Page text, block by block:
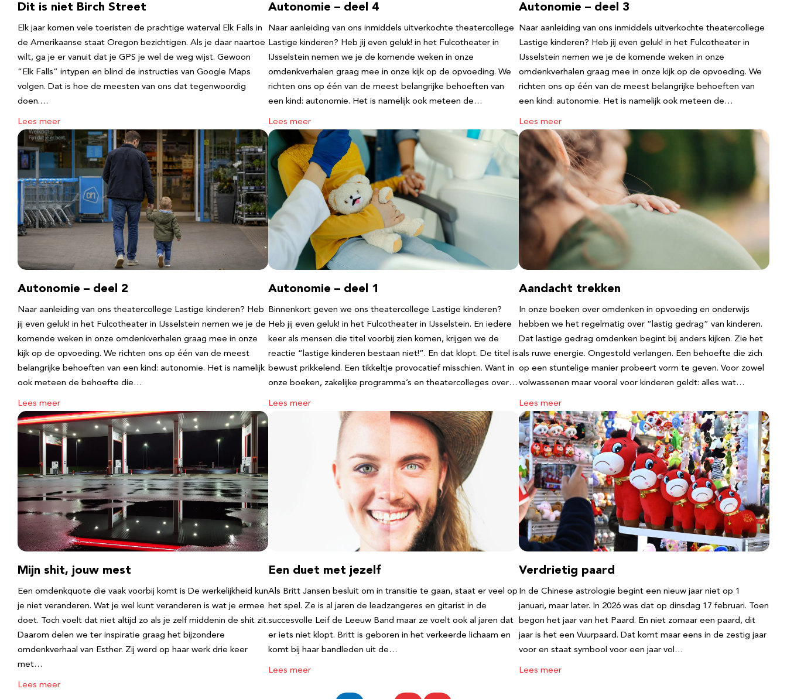
Dit is niet Birch Street
Elk jaar komen vele toeristen de prachtige waterval Elk Falls in
de Amerikaanse staat Oregon bezichtigen. Als je daar naartoe
wilt, ga je er vanuit dat je GPS je wel de weg wijst. Gewoon
“Elk Falls” intypen en blind de instructies van Google Maps
volgen. Dat is hoe de meesten van ons dat tegenwoordig
doen.…
Lees meer
Autonomie – deel 4
Naar aanleiding van ons inmiddels uitverkochte theatercollege
Lastige kinderen? Heb jij even geluk! in het Fulcotheater in
IJsselstein nemen we je de komende weken in onze
omdenkverhalen graag mee in onze kijk op de opvoeding. We
richten ons op één van de meest belangrijke behoeften van
een kind: autonomie. Het is namelijk ook meteen de…
Lees meer
Autonomie – deel 3
Naar aanleiding van ons inmiddels uitverkochte theatercollege
Lastige kinderen? Heb jij even geluk! in het Fulcotheater in
IJsselstein nemen we je de komende weken in onze
omdenkverhalen graag mee in onze kijk op de opvoeding. We
richten ons op één van de meest belangrijke behoeften van
een kind: autonomie. Het is namelijk ook meteen de…
Lees meer
Autonomie – deel 2
Naar aanleiding van ons theatercollege Lastige kinderen? Heb
jij even geluk! in het Fulcotheater in IJsselstein nemen we je de
komende weken in onze omdenkverhalen graag mee in onze
kijk op de opvoeding. We richten ons op één van de meest
belangrijke behoeften van een kind: autonomie. Het is namelijk
ook meteen de behoefte die…
Lees meer
Autonomie – deel 1
Binnenkort geven we ons theatercollege Lastige kinderen?
Heb jij even geluk! in het Fulcotheater in IJsselstein. En iedere
keer als mensen die titel voorbij zien komen, krijgen we de
reactie “lastige kinderen bestaan niet!”. En dat klopt. De titel is
bewust prikkelend. Een tikkeltje provocatief misschien. Want in
onze boeken, zakelijke programma’s en theatercolleges over…
Lees meer
Aandacht trekken
In onze boeken over omdenken in opvoeding en onderwijs
hebben we het regelmatig over “lastig gedrag” van kinderen.
Dat lastige gedrag omdenken begint bij anders kijken. Zie het
als ruwe energie. Ongestold verlangen. Een behoefte die zich
op een stuntelige manier probeert vorm te geven. Voor zowel
volwassenen maar vooral voor kinderen geldt: alles wat…
Lees meer
Mijn shit, jouw mest
Een omdenkquote die vaak voorbij komt is De werkelijkheid kun
je niet veranderen. Wat je wel kunt veranderen is wat je ermee
doet. Toch voelt dat niet altijd zo als je zelf middenin de shit zit.
Daarom delen we ter inspiratie graag het bijzondere
omdenkverhaal van Esther. Zij werd op haar werk drie keer
met…
Lees meer
Een duet met jezelf
Als Britt Jansen besluit om in transitie te gaan, staat er veel op
het spel. Ze is al jaren de leadzangeres en gitarist in de
succesvolle Leif de Leeuw Band maar ze voelt ook al jaren dat
er iets niet klopt. Britt is geboren in het verkeerde lichaam en
komt bij haar bandleden uit de…
Lees meer
Verdrietig paard
In de Chinese astrologie begint een nieuw jaar niet op 1
januari, maar later. In 2026 was dat op dinsdag 17 februari. Toen
begon het jaar van het Paard. En niet zomaar een paard, dit
jaar is het een Vuurpaard. Dat komt maar eens in de zestig jaar
voor en staat symbool voor een jaar vol…
Lees meer